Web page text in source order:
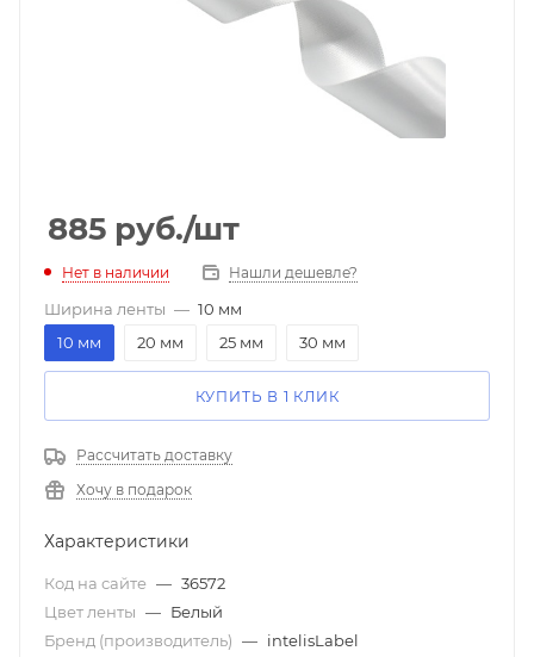
885 руб./шт
Нет в наличии Нашли дешевле?
Ширина ленты — 10 мм
10 мм
20 мм 25 мм 30 мм
КУПИТЬ В 1 КЛИК
Рассчитать доставку
Хочу в подарок
Характеристики
Код на сайте — 36572
Цвет ленты — Белый
Бренд (производитель) — intelisLabel